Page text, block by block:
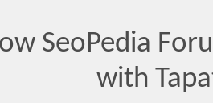
SeoPedia
with